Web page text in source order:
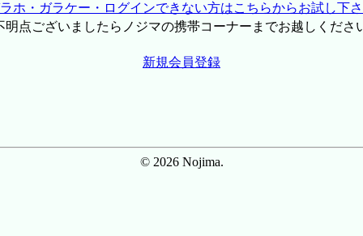
ホ・ガラケー・ログインできない方はこちらからお試し下
点ございましたらノジマの携帯コーナーまでお越しくださ
新規会員登録
© 2026 Nojima.